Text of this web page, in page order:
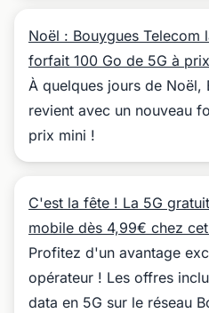
Noël : Bouygues Telecom
forfait 100 Go de 5G à
À quelques jours de Noël,
revient avec un nouveau
prix mini !
C'est la fête ! La 5G
mobile dès 4,99€ chez
Profitez d'un avantage
opérateur ! Les offres
data en 5G sur le réseau